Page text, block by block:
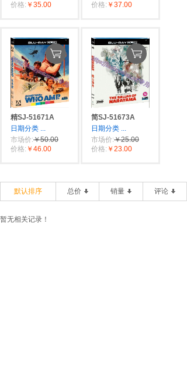
价格: ￥35.00
价格: ￥37.00
精SJ-51671A
日期分类 ...
市场价:￥50.00
价格: ￥46.00
简SJ-51673A
日期分类 ...
市场价:￥25.00
价格: ￥23.00
默认排序 总价 销量 评论
暂无相关记录！